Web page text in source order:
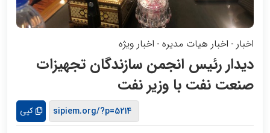
اخبار - اخبار هیات مدیره - اخبار ویژه
دیدار رئیس انجمن سازندگان تجهیزات
صنعت نفت با وزیر نفت
کپی